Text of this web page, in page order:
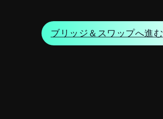
ブリッジ＆スワップへ進む